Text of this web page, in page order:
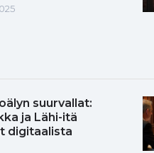
suurvallat:
ja Lähi-itä
digitaalista